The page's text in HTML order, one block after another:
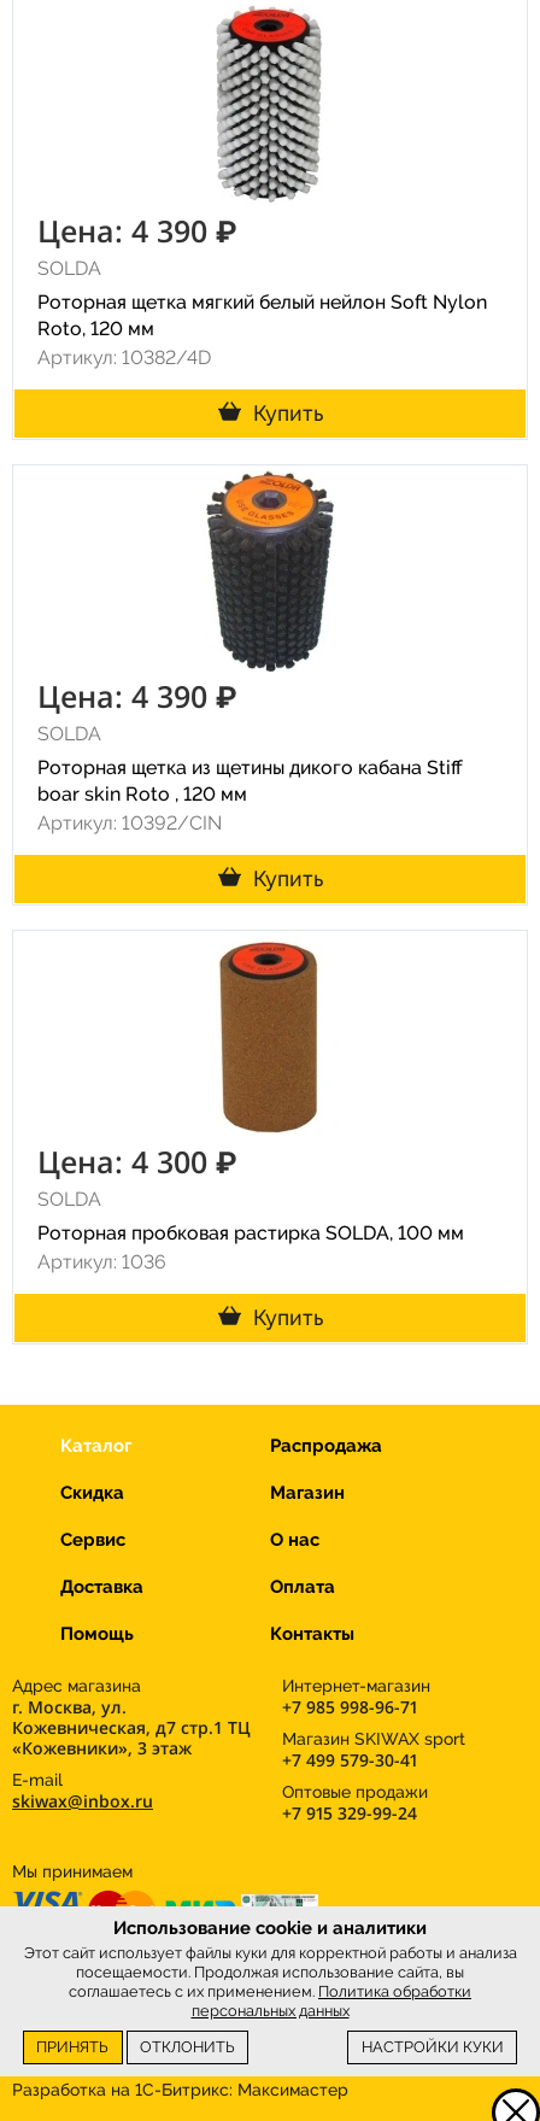
Цена: 4 390 ₽
SOLDA
Роторная щетка мягкий белый нейлон Soft Nylon
Roto, 120 мм
Артикул: 10382/4D
Купить
Цена: 4 390 ₽
SOLDA
Роторная щетка из щетины дикого кабана Stiff
boar skin Roto , 120 мм
Артикул: 10392/CIN
Купить
Цена: 4 300 ₽
SOLDA
Роторная пробковая растирка SOLDA, 100 мм
Артикул: 1036
Купить
Каталог Распродажа
Скидка Магазин
Сервис О нас
Доставка Оплата
Помощь Контакты
Интернет-магазинSkiWax.ru © 2026
Разработка на 1С-Битрикс: Максимастер
Адрес магазина
г. Москва, ул.
Кожевническая, д7 стр.1 ТЦ
«Кожевники», 3 этаж
E-mail
skiwax@inbox.ru
Интернет-магазин
+7 985 998-96-71
Магазин SKIWAX sport
+7 499 579-30-41
Оптовые продажи
+7 915 329-99-24
Мы принимаем
Использование cookie и аналитики
Этот сайт использует файлы куки для корректной работы и анализа
посещаемости. Продолжая использование сайта, вы
соглашаетесь с их применением. Политика обработки
персональных данных
ПРИНЯТЬ
ОТКЛОНИТЬ НАСТРОЙКИ КУКИ